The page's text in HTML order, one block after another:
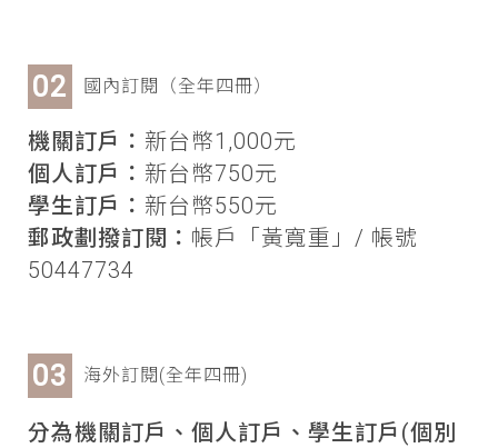
國內訂閱（全年四冊）
機關訂戶： 新台幣1,000元
個人訂戶： 新台幣750元
學生訂戶： 新台幣550元
郵政劃撥訂閱： 帳戶「黃寬重」/ 帳號
50447734
海外訂閱(全年四冊)
分為機關訂戶、個人訂戶、學生訂戶(個別